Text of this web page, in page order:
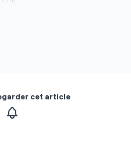
cet article